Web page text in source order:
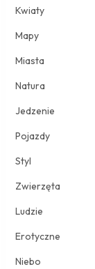
Kwiaty
Mapy
Miasta
Natura
Jedzenie
Pojazdy
Styl
Zwierzęta
Ludzie
Erotyczne
Niebo